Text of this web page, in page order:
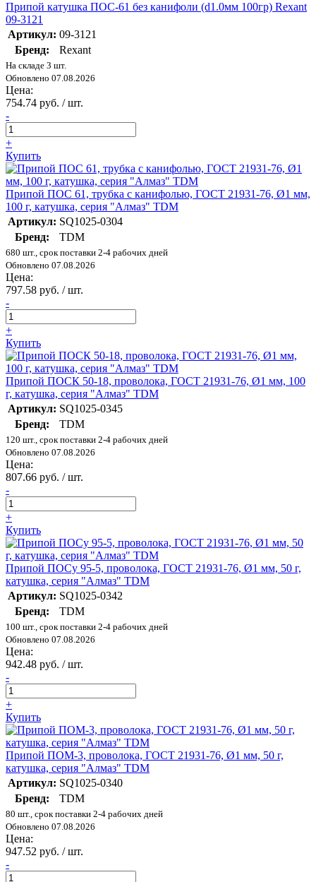
Припой катушка ПОС-61 без канифоли (d1.0мм 100гр) Rexant
09-3121
Артикул: 09-3121
Бренд:
Rexant
На складе 3 шт.
Обновлено 07.08.2026
Цена:
754.74 руб. / шт.
-
+
Купить
Припой ПОС 61, трубка с канифолью, ГОСТ 21931-76, Ø1 мм,
100 г, катушка, серия "Алмаз" TDM
Артикул: SQ1025-0304
Бренд:
TDM
680 шт., срок поставки 2-4 рабочих дней
Обновлено 07.08.2026
Цена:
797.58 руб. / шт.
-
+
Купить
Припой ПОСК 50-18, проволока, ГОСТ 21931-76, Ø1 мм, 100
г, катушка, серия "Алмаз" TDM
Артикул: SQ1025-0345
Бренд:
TDM
120 шт., срок поставки 2-4 рабочих дней
Обновлено 07.08.2026
Цена:
807.66 руб. / шт.
-
+
Купить
Припой ПОСу 95-5, проволока, ГОСТ 21931-76, Ø1 мм, 50 г,
катушка, серия "Алмаз" TDM
Артикул: SQ1025-0342
Бренд:
TDM
100 шт., срок поставки 2-4 рабочих дней
Обновлено 07.08.2026
Цена:
942.48 руб. / шт.
-
+
Купить
Припой ПОМ-3, проволока, ГОСТ 21931-76, Ø1 мм, 50 г,
катушка, серия "Алмаз" TDM
Артикул: SQ1025-0340
Бренд:
TDM
80 шт., срок поставки 2-4 рабочих дней
Обновлено 07.08.2026
Цена:
947.52 руб. / шт.
-